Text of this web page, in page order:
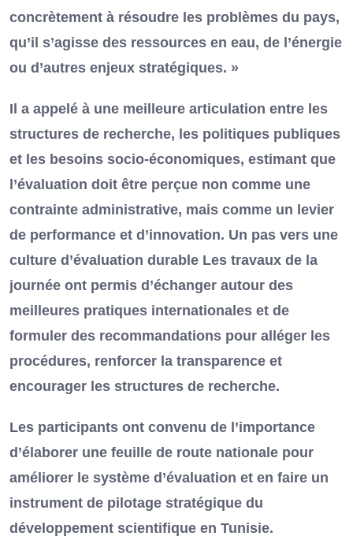
concrètement à résoudre les problèmes du pays,
qu’il s’agisse des ressources en eau, de l’énergie
ou d’autres enjeux stratégiques. »
Il a appelé à une meilleure articulation entre les
structures de recherche, les politiques publiques
et les besoins socio-économiques, estimant que
l’évaluation doit être perçue non comme une
contrainte administrative, mais comme un levier
de performance et d’innovation. Un pas vers une
culture d’évaluation durable Les travaux de la
journée ont permis d’échanger autour des
meilleures pratiques internationales et de
formuler des recommandations pour alléger les
procédures, renforcer la transparence et
encourager les structures de recherche.
Les participants ont convenu de l’importance
d’élaborer une feuille de route nationale pour
améliorer le système d’évaluation et en faire un
instrument de pilotage stratégique du
développement scientifique en Tunisie.